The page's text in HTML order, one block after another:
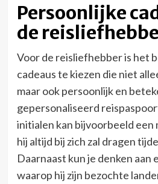
Persoonlijke
de
Voor de reisliefhebber is het
cadeaus te kiezen die niet
maar ook persoonlijk en
gepersonaliseerd
initialen kan bijvoorbeeld een
hij altijd bij zich zal dragen
Daarnaast kun je denken aan
waarop hij zijn bezochte